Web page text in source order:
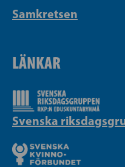
Samkretsen
LÄNKAR
Svenska